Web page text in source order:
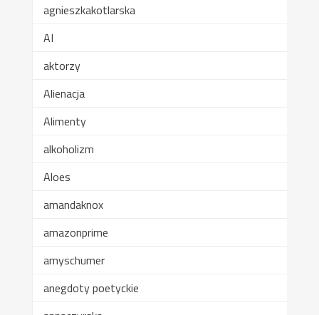
agnieszkakotlarska
AI
aktorzy
Alienacja
Alimenty
alkoholizm
Aloes
amandaknox
amazonprime
amyschumer
anegdoty poetyckie